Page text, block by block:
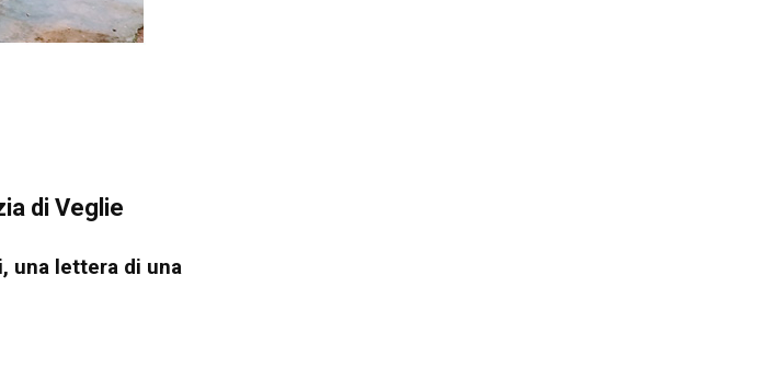
di Veglie
una lettera di una